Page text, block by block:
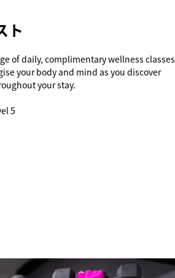
ト
of daily, complimentary wellness classes
your body and mind as you discover
your stay.
5